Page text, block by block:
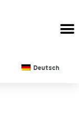
Deutsch